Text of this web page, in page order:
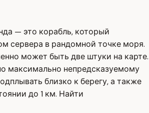
— это корабль, который
сервера в рандомной точке моря.
может быть две штуки на карте.
максимально непредсказуемому
близко к берегу, а также
до 1 км. Найти